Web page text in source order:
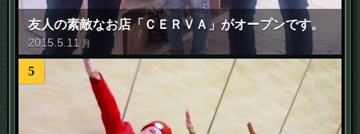
友人の素敵なお店「ＣＥＲＶＡ」がオープンです。
2015 5 11 月
5